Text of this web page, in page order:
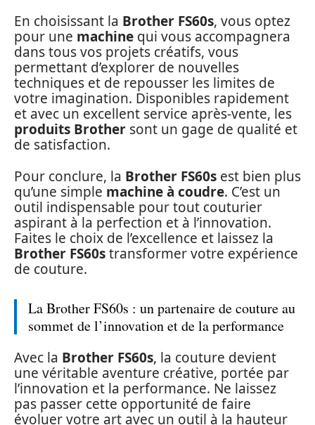
En choisissant la Brother FS60s, vous optez
pour une machine qui vous accompagnera
dans tous vos projets créatifs, vous
permettant d’explorer de nouvelles
techniques et de repousser les limites de
votre imagination. Disponibles rapidement
et avec un excellent service après-vente, les
produits Brother sont un gage de qualité et
de satisfaction.
Pour conclure, la Brother FS60s est bien plus
qu’une simple machine à coudre. C’est un
outil indispensable pour tout couturier
aspirant à la perfection et à l’innovation.
Faites le choix de l’excellence et laissez la
Brother FS60stransformer votre expérience
de couture.
La Brother FS60s : un partenaire de couture au
sommet de l’innovation et de la performance
Avec la Brother FS60s, la couture devient
une véritable aventure créative, portée par
l’innovation et la performance. Ne laissez
pas passer cette opportunité de faire
évoluer votre art avec un outil à la hauteur